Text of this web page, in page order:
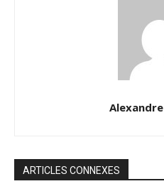
ARTICLES CONNEXES